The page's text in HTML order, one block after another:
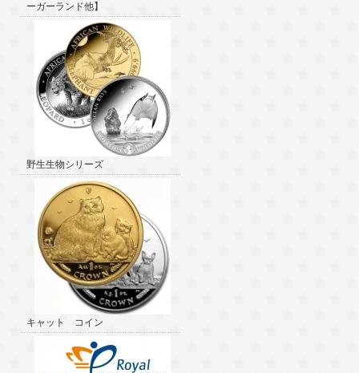
ーガーランド他】
野生生物シリーズ
キャット コイン